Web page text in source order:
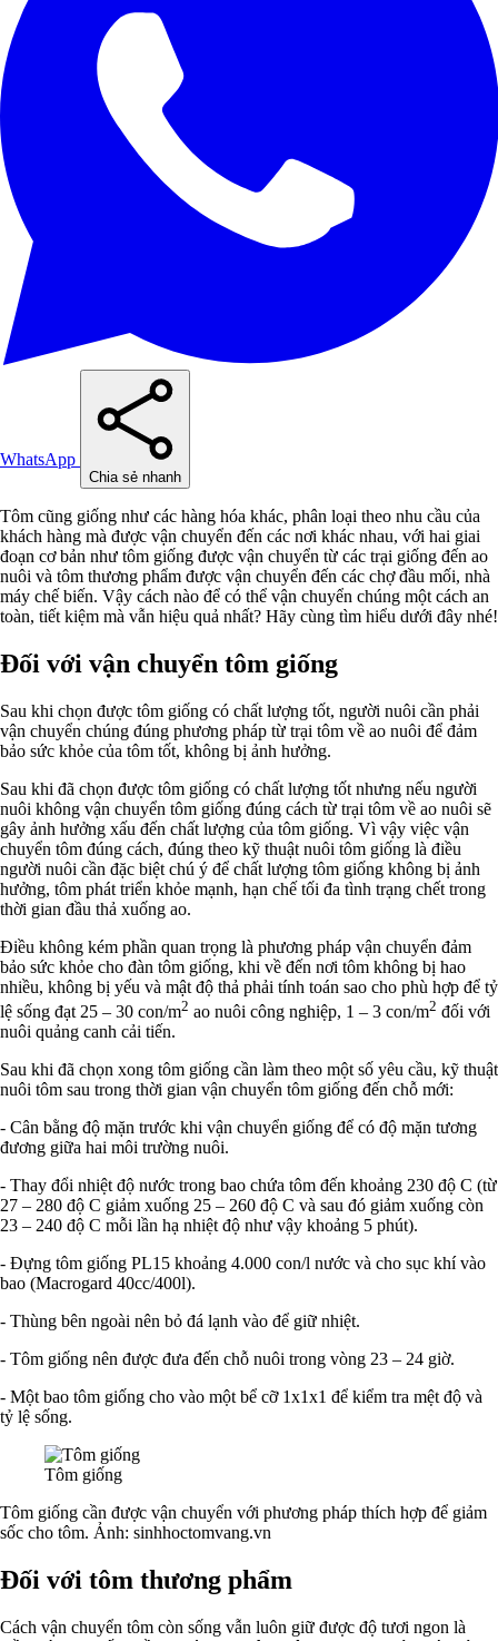
WhatsApp
Chia sẻ nhanh
Tôm cũng giống như các hàng hóa khác, phân loại theo nhu cầu của
khách hàng mà được vận chuyển đến các nơi khác nhau, với hai giai
đoạn cơ bản như tôm giống được vận chuyển từ các trại giống đến ao
nuôi và tôm thương phẩm được vận chuyển đến các chợ đầu mối, nhà
máy chế biến. Vậy cách nào để có thể vận chuyển chúng một cách an
toàn, tiết kiệm mà vẫn hiệu quả nhất? Hãy cùng tìm hiểu dưới đây nhé!
Đối với vận chuyển tôm giống
Sau khi chọn được tôm giống có chất lượng tốt, người nuôi cần phải
vận chuyển chúng đúng phương pháp từ trại tôm về ao nuôi để đảm
bảo sức khỏe của tôm tốt, không bị ảnh hưởng.
Sau khi đã chọn được tôm giống có chất lượng tốt nhưng nếu người
nuôi không vận chuyển tôm giống đúng cách từ trại tôm về ao nuôi sẽ
gây ảnh hưởng xấu đến chất lượng của tôm giống. Vì vậy việc vận
chuyển tôm đúng cách, đúng theo kỹ thuật nuôi tôm giống là điều
người nuôi cần đặc biệt chú ý để chất lượng tôm giống không bị ảnh
hưởng, tôm phát triển khỏe mạnh, hạn chế tối đa tình trạng chết trong
thời gian đầu thả xuống ao.
Điều không kém phần quan trọng là phương pháp vận chuyển đảm
bảo sức khỏe cho đàn tôm giống, khi về đến nơi tôm không bị hao
nhiều, không bị yếu và mật độ thả phải tính toán sao cho phù hợp để tỷ
lệ sống đạt 25 – 30 con/m2 ao nuôi công nghiệp, 1 – 3 con/m2 đối với
nuôi quảng canh cải tiến.
Sau khi đã chọn xong tôm giống cần làm theo một số yêu cầu, kỹ thuật
nuôi tôm sau trong thời gian vận chuyển tôm giống đến chỗ mới:
- Cân bằng độ mặn trước khi vận chuyển giống để có độ mặn tương
đương giữa hai môi trường nuôi.
- Thay đổi nhiệt độ nước trong bao chứa tôm đến khoảng 230 độ C (từ
27 – 280 độ C giảm xuống 25 – 260 độ C và sau đó giảm xuống còn
23 – 240 độ C mỗi lần hạ nhiệt độ như vậy khoảng 5 phút).
- Đựng tôm giống PL15 khoảng 4.000 con/l nước và cho sục khí vào
bao (Macrogard 40cc/400l).
- Thùng bên ngoài nên bỏ đá lạnh vào để giữ nhiệt.
- Tôm giống nên được đưa đến chỗ nuôi trong vòng 23 – 24 giờ.
- Một bao tôm giống cho vào một bể cỡ 1x1x1 để kiểm tra mệt độ và
tỷ lệ sống.
Tôm giống
Tôm giống cần được vận chuyển với phương pháp thích hợp để giảm
sốc cho tôm. Ảnh: sinhhoctomvang.vn
Đối với tôm thương phẩm
Cách vận chuyển tôm còn sống vẫn luôn giữ được độ tươi ngon là